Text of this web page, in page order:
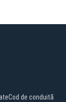
Cod de conduită